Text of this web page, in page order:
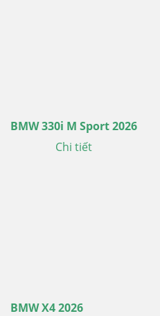
BMW 330i M Sport 2026
Chi tiết
BMW X4 2026